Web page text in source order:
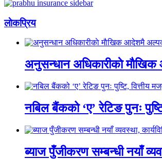
लाेकप्रिय
अनुसन्धान अधिकारीकाे
नबिल बैंकको ‘ए’ रेटिङ पुनः
ब्याज पुँजीकरण सम्बन्धी नयाँ